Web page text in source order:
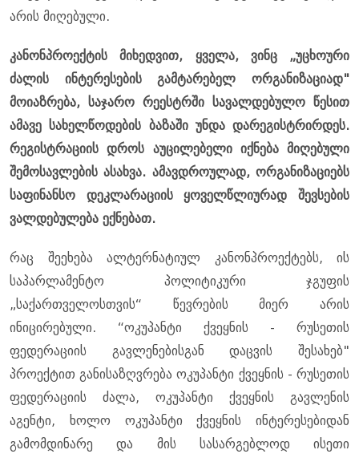
არის მიღებული.
კანონპროექტის მიხედვით, ყველა, ვინც „უცხოური
ძალის ინტერესების გამტარებელ ორგანიზაციად"
მოიაზრება, საჯარო რეესტრში სავალდებულო წესით
ამავე სახელწოდების ბაზაში უნდა დარეგისტრირდეს.
რეგისტრაციის დროს აუცილებელი იქნება მიღებული
შემოსავლების ასახვა. ამავდროულად, ორგანიზაციებს
საფინანსო დეკლარაციის ყოველწლიურად შევსების
ვალდებულება ექნებათ.
რაც შეეხება ალტერნატიულ კანონპროექტებს, ის
საპარლამენტო პოლიტიკური ჯგუფის
„საქართველოსთვის“ წევრების მიერ არის
ინიცირებული. “ოკუპანტი ქვეყნის - რუსეთის
ფედერაციის გავლენებისგან დაცვის შესახებ"
პროექტით განისაზღვრება ოკუპანტი ქვეყნის - რუსეთის
ფედერაციის ძალა, ოკუპანტი ქვეყნის გავლენის
აგენტი, ხოლო ოკუპანტი ქვეყნის ინტერესებიდან
გამომდინარე და მის სასარგებლოდ ისეთი